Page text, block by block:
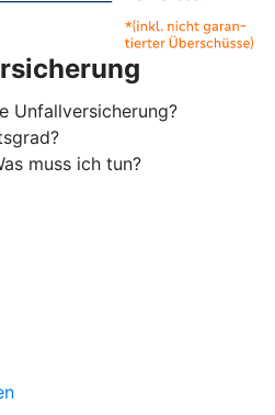
Unfallversicherung?
muss ich tun?